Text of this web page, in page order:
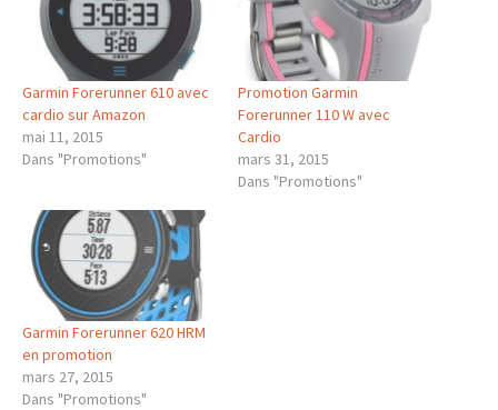
Garmin Forerunner 610 avec
cardio sur Amazon
mai 11, 2015
Dans "Promotions"
Promotion Garmin
Forerunner 110 W avec
Cardio
mars 31, 2015
Dans "Promotions"
Garmin Forerunner 620 HRM
en promotion
mars 27, 2015
Dans "Promotions"